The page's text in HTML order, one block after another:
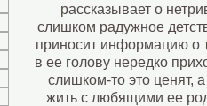
рассказывает о
слишком радужное
приносит информацию о
в ее голову нередко
слишком-то это ценят,
жить с любящими ее